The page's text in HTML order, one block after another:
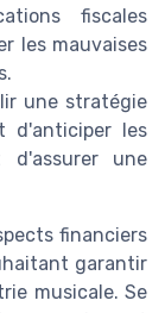
fiscales
les mauvaises
une stratégie
d'anticiper les
d'assurer une
financiers
garantir
musicale. Se